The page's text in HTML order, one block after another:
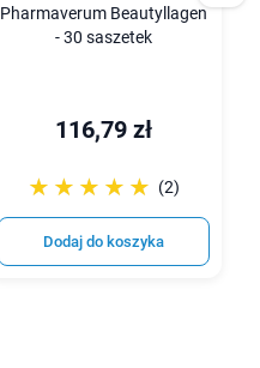
Pharmaverum Beautyllagen
- 30 saszetek
116,79 zł
☆☆☆☆☆
★★★★★ (2)
Dodaj do koszyka